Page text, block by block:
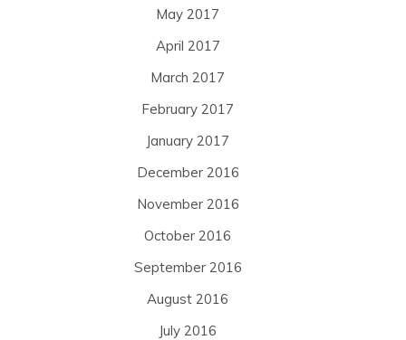
May 2017
April 2017
March 2017
February 2017
January 2017
December 2016
November 2016
October 2016
September 2016
August 2016
July 2016